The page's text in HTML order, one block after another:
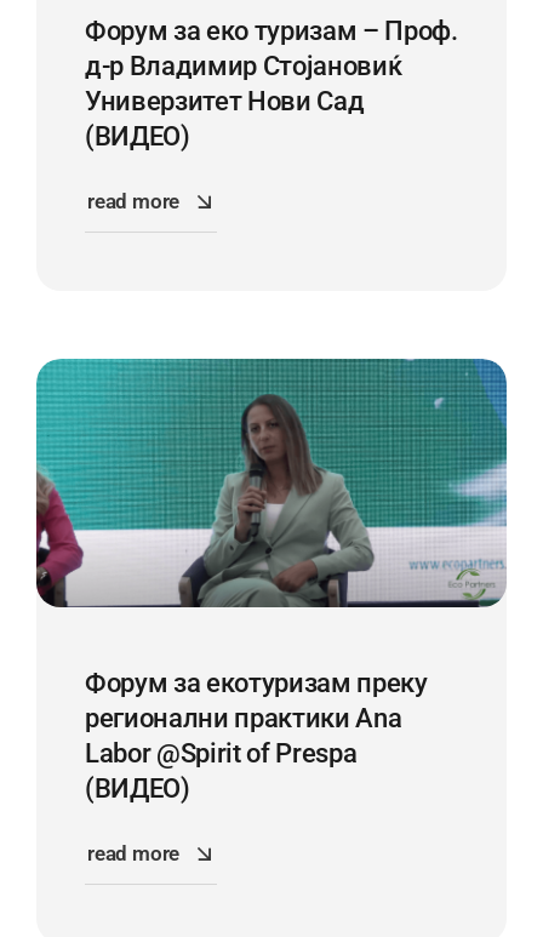
Форум за еко туризам – Проф.
д-р Владимир Стојановиќ
Универзитет Нови Сад
(ВИДЕО)
read more
Форум за екотуризам преку
регионални практики Ana
Labor @Spirit of Prespa
(ВИДЕО)
read more